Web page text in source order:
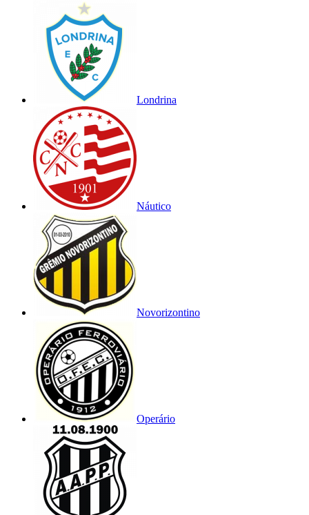
Londrina
Náutico
Novorizontino
Operário